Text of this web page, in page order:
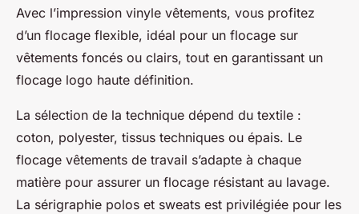
Avec l’impression vinyle vêtements, vous profitez
d’un flocage flexible, idéal pour un flocage sur
vêtements foncés ou clairs, tout en garantissant un
flocage logo haute définition.
La sélection de la technique dépend du textile :
coton, polyester, tissus techniques ou épais. Le
flocage vêtements de travail s’adapte à chaque
matière pour assurer un flocage résistant au lavage.
La sérigraphie polos et sweats est privilégiée pour les